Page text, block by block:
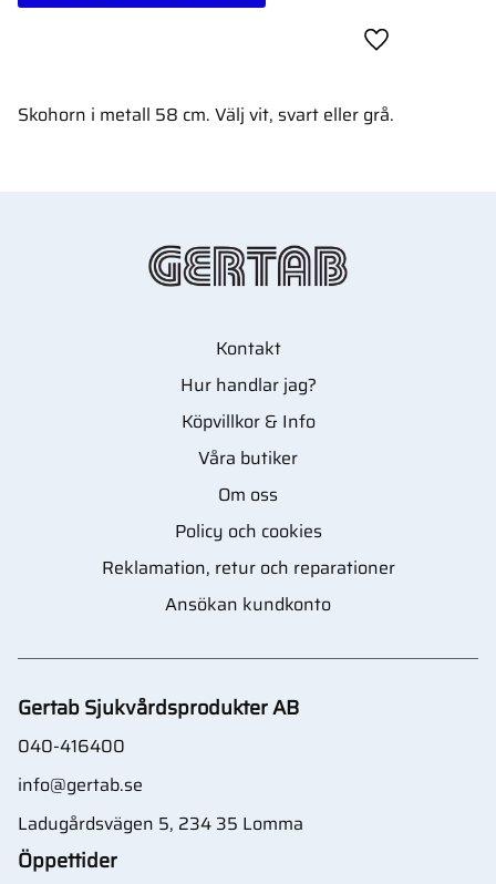
Lägg till i
Skohorn i metall 58 cm. Välj vit, svart eller grå.
Kontakt
Hur handlar jag?
Köpvillkor & Info
Våra butiker
Om oss
Policy och cookies
Reklamation, retur och reparationer
Ansökan kundkonto
Gertab Sjukvårdsprodukter AB
040-416400
info@gertab.se
Ladugårdsvägen 5, 234 35 Lomma
Öppettider